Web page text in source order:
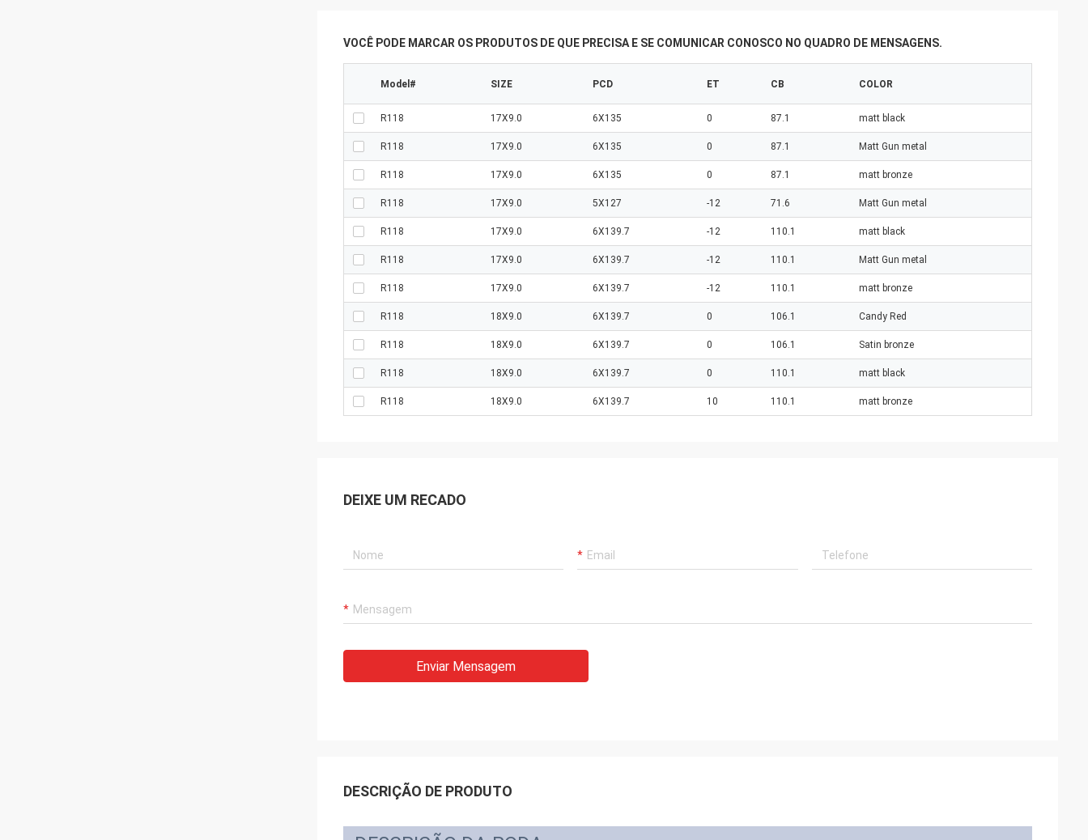
VOCÊ PODE MARCAR OS PRODUTOS DE QUE PRECISA E SE COMUNICAR CONOSCO NO QUADRO DE MENSAGENS.
Model# SIZE PCD ET CB COLOR
R118 17X9.0 6X135 0 87.1 matt black
R118 17X9.0 6X135 0 87.1 Matt Gun metal
R118 17X9.0 6X135 0 87.1 matt bronze
R118 17X9.0 5X127 -12 71.6 Matt Gun metal
R118 17X9.0 6X139.7 -12 110.1 matt black
R118 17X9.0 6X139.7 -12 110.1 Matt Gun metal
R118 17X9.0 6X139.7 -12 110.1 matt bronze
R118 18X9.0 6X139.7 0 106.1 Candy Red
R118 18X9.0 6X139.7 0 106.1 Satin bronze
R118 18X9.0 6X139.7 0 110.1 matt black
R118 18X9.0 6X139.7 10 110.1 matt bronze
DEIXE UM RECADO
Enviar Mensagem
DESCRIÇÃO DE PRODUTO